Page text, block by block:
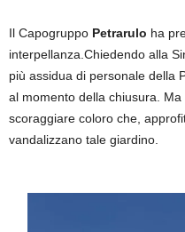
Il Capogruppo Petrarulo ha
interpellanza.Chiedendo alla
più assidua di personale della
al momento della chiusura.
scoraggiare coloro che,
vandalizzano tale giardino.